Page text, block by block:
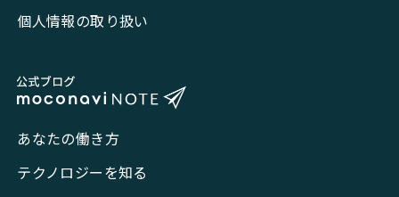
個人情報の取り扱い
あなたの働き方
テクノロジーを知る